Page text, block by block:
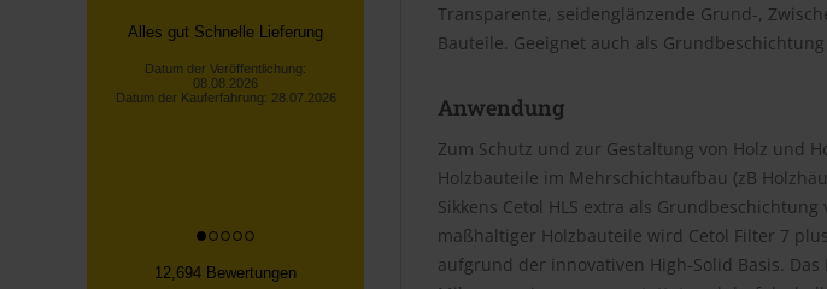
Telefonische Info, dass nicht die
war! Unverzügliche
Rückerstattu...
12,694 Bewertungen
Transparente, seidenglänzende Grund-,
Bauteile. Geeignet auch als
Anwendung
Zum Schutz und zur Gestaltung von Holz und
Holzbauteile im Mehrschichtaufbau (zB
Sikkens Cetol HLS extra als
maßhaltiger Holzbauteile wird Cetol Filter 7
aufgrund der innovativen High-Solid Basis.